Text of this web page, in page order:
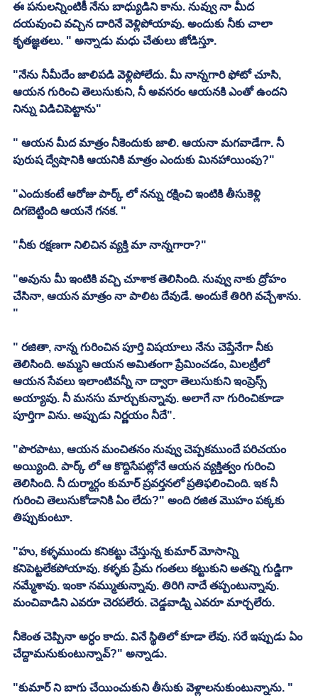
ఈ పనులన్నింటికీ నేను బాధ్యుడిని కాను. నువ్వు నా మీద
దయవుంచి వచ్చిన దారినే వెళ్లిపోయావు. అందుకు నీకు చాలా
కృతజ్ఞతలు. " అన్నాడు మధు చేతులు జోడిస్తూ.
"నేను నీమీదేం జాలిపడి వెళ్లిపోలేదు. మీ నాన్నగారి ఫోటో చూసి,
ఆయన గురించి తెలుసుకుని, నీ అవసరం ఆయనకి ఎంతో ఉందని
నిన్ను విడిచిపెట్టాను"
" ఆయన మీద మాత్రం నీకెందుకు జాలి. ఆయనా మగవాడేగా. నీ
పురుష ద్వేషానికి ఆయనికి మాత్రం ఎందుకు మినహాయింపు?"
"ఎందుకంటే ఆరోజు పార్క్ లో నన్ను రక్షించి ఇంటికి తీసుకెళ్లి
దిగబెట్టింది ఆయనే గనక. "
"నీకు రక్షణగా నిలిచిన వ్యక్తి మా నాన్నగారా?"
"అవును మీ ఇంటికి వచ్చి చూశాక తెలిసింది. నువ్వు నాకు ద్రోహం
చేసినా, ఆయన మాత్రం నా పాలిట దేవుడే. అందుకే తిరిగి వచ్చేశాను.
"
" రజితా, నాన్న గురించిన పూర్తి విషయాలు నేను చెప్తేనేగా నీకు
తెలిసింది. అమ్మని ఆయన అమితంగా ప్రేమించడం, మిలట్రీలో
ఆయన సేవలు ఇలాంటివన్నీ నా ద్వారా తెలుసుకుని ఇంప్రెస్స్
అయ్యావు. నీ మనసు మార్చుకున్నావు. అలాగే నా గురించికూడా
పూర్తిగా విను. అప్పుడు నిర్ణయం నీదే".
"పొరపాటు, ఆయన మంచితనం నువ్వు చెప్పకముందే పరిచయం
అయ్యింది. పార్క్ లో ఆ కొద్దిసేపట్లోనే ఆయన వ్యక్తిత్వం గురించి
తెలిసింది. నీ దుర్మార్గం కుమార్ ప్రవర్తనలో ప్రతిఫలించింది. ఇక నీ
గురించి తెలుసుకోడానికి ఏం లేదు?" అంది రజిత మొహం పక్కకు
తిప్పుకుంటూ.
"హు, కళ్ళముందు కనికట్టు చేస్తున్న కుమార్ మోసాన్ని
కనిపెట్టలేకపోయావు. కళ్ళకు ప్రేమ గంతలు కట్టుకుని అతన్ని గుడ్డిగా
నమ్మేశావు. ఇంకా నమ్ముతున్నావు. తిరిగి నాదే తప్పంటున్నావు.
మంచివాడిని ఎవరూ చెరపలేరు. చెడ్డవాడ్ని ఎవరూ మార్చలేరు.
నీకెంత చెప్పినా అర్ధం కాదు. వినే స్థితిలో కూడా లేవు. సరే ఇప్పుడు ఏం
చేద్దామనుకుంటున్నావ్?" అన్నాడు.
"కుమార్ ని బాగు చేయించుకుని తీసుకు వెళ్లాలనుకుంటున్నాను. "